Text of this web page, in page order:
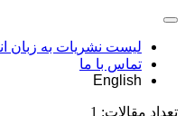
لیست نشریات به زبان
تماس با ما
English
تعداد مقالات: 1